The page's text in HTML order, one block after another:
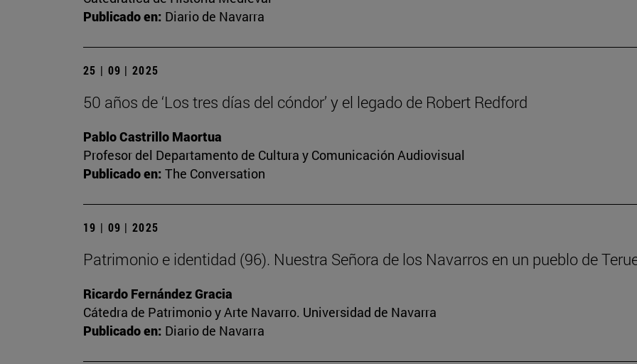
Publicado en: Diario de Navarra
25 | 09 | 2025
50 años de ‘Los tres días del cóndor’ y el legado de Robert Redford
Pablo Castrillo Maortua
Profesor del Departamento de Cultura y Comunicación Audiovisual
Publicado en: The Conversation
19 | 09 | 2025
Patrimonio e identidad (96). Nuestra Señora de los Navarros en un pueblo de
Ricardo Fernández Gracia
Cátedra de Patrimonio y Arte Navarro. Universidad de Navarra
Publicado en: Diario de Navarra